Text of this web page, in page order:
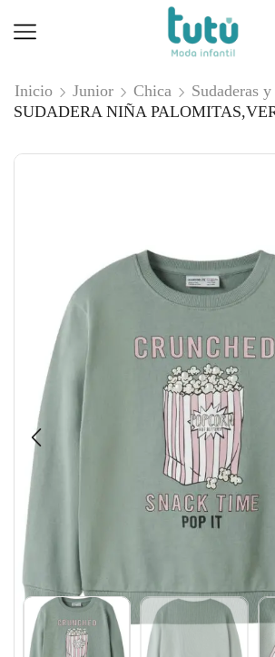
Inicio Junior Chica
Sudaderas
SUDADERA NIÑA